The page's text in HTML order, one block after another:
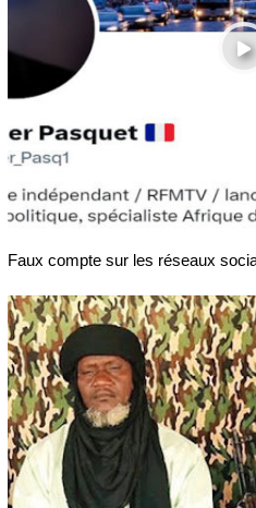
Faux compte sur les réseaux